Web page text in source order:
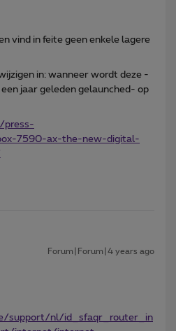
vind in feite geen enkele lagere
in: wanneer wordt deze -
jaar geleden gelaunched- op
press-
7590-ax-the-new-digital-
Forum|Forum|4 years ago
support/nl/id_sfaqr_router_in